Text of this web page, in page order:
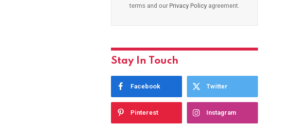
terms and our Privacy Policyagreement.
Stay In Touch
Facebook Twitter
Pinterest Instagram